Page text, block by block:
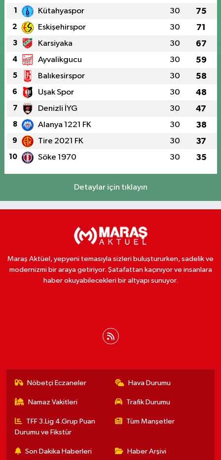
1 Kütahyaspor 30 75
2 Eskişehirspor 30 71
3 Karsiyaka 30 67
4 Ayvalikgucu 30 59
5 Balıkesirspor 30 58
6 Uşak Spor 30 48
7 Denizli İYG 30 47
8 Alanya 1221 FK 30 38
9 Tire 2021 FK 30 37
10 Söke 1970 30 35
Detaylar için tıklayın
Maraş Aktüel, yepyeni temasıyla sizleri buluştururken, sadelik ve
modernizmi bir araya getiriyor. Şatafattan kaçınıyor ve insanlara
haber okuyabilecekleri bir altyapı sunuyor.
Nöbetçi Eczaneler Hava Durumu
Namaz Vakitleri Trafik Durumu
TFF 3.Lig 4.Grup Puan
Durumu ve Fikstür
Tüm Manşetler
Son Dakika Haberleri Haber Arşivi